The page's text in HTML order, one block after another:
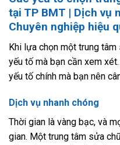
tại TP BMT | Dịch vụ
Chuyên nghiệp hiệu
Khi lựa chọn một trung
yếu tố mà bạn cần xem
yếu tố chính mà bạn nên
Dịch vụ nhanh chóng
Thời gian là vàng bạc, và
gian. Một trung tâm sửa